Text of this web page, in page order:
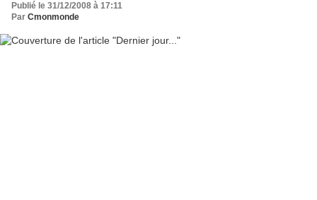
Publié le 31/12/2008 à 17:11
Par Cmonmonde